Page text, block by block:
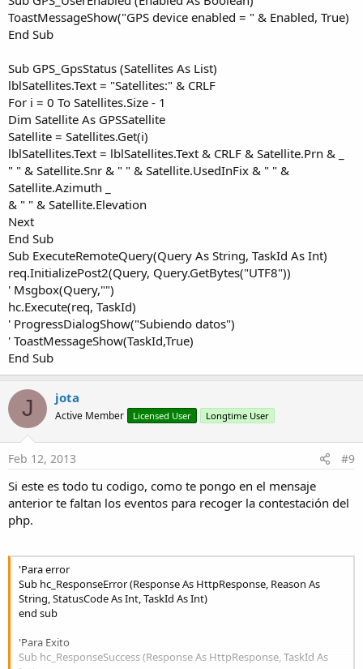
ToastMessageShow("GPS device enabled = " & Enabled, True)
End Sub
Sub GPS_GpsStatus (Satellites As List)
lblSatellites.Text = "Satellites:" & CRLF
For i = 0 To Satellites.Size - 1
Dim Satellite As GPSSatellite
Satellite = Satellites.Get(i)
lblSatellites.Text = lblSatellites.Text & CRLF & Satellite.Prn & _
" " & Satellite.Snr & " " & Satellite.UsedInFix & " " &
Satellite.Azimuth _
& " " & Satellite.Elevation
Next
End Sub
Sub ExecuteRemoteQuery(Query As String, TaskId As Int)
req.InitializePost2(Query, Query.GetBytes("UTF8"))
' Msgbox(Query,"")
hc.Execute(req, TaskId)
' ProgressDialogShow("Subiendo datos")
' ToastMessageShow(TaskId,True)
End Sub
J jota
Active Member Licensed User Longtime User
Feb 12, 2013 #9
Si este es todo tu codigo, como te pongo en el mensaje
anterior te faltan los eventos para recoger la contestación del
php.
'Para error
Sub hc_ResponseError (Response As HttpResponse, Reason As
String, StatusCode As Int, TaskId As Int)
end sub
'Para Exito
Sub hc_ResponseSuccess (Response As HttpResponse, TaskId As